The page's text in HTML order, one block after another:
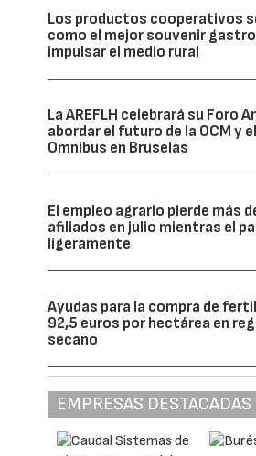
Los productos cooperativos
como el mejor souvenir
impulsar el medio rural
La AREFLH celebrará su Foro
abordar el futuro de la OCM y
Omnibus en Bruselas
El empleo agrario pierde más
afiliados en julio mientras el
ligeramente
Ayudas para la compra de
92,5 euros por hectárea en
secano
EMPRESAS DESTACADAS